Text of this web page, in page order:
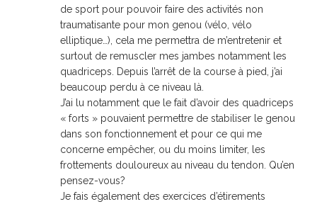
de sport pour pouvoir faire des activités non
traumatisante pour mon genou (vélo, vélo
elliptique…), cela me permettra de m’entretenir et
surtout de remuscler mes jambes notamment les
quadriceps. Depuis l’arrêt de la course à pied, j’ai
beaucoup perdu à ce niveau là.
J’ai lu notamment que le fait d’avoir des quadriceps
« forts » pouvaient permettre de stabiliser le genou
dans son fonctionnement et pour ce qui me
concerne empêcher, ou du moins limiter, les
frottements douloureux au niveau du tendon. Qu’en
pensez-vous?
Je fais également des exercices d’étirements